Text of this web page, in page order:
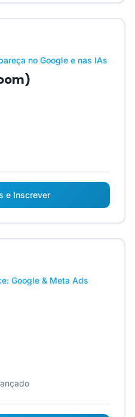
no Google e nas IAs
e Inscrever
Google & Meta Ads